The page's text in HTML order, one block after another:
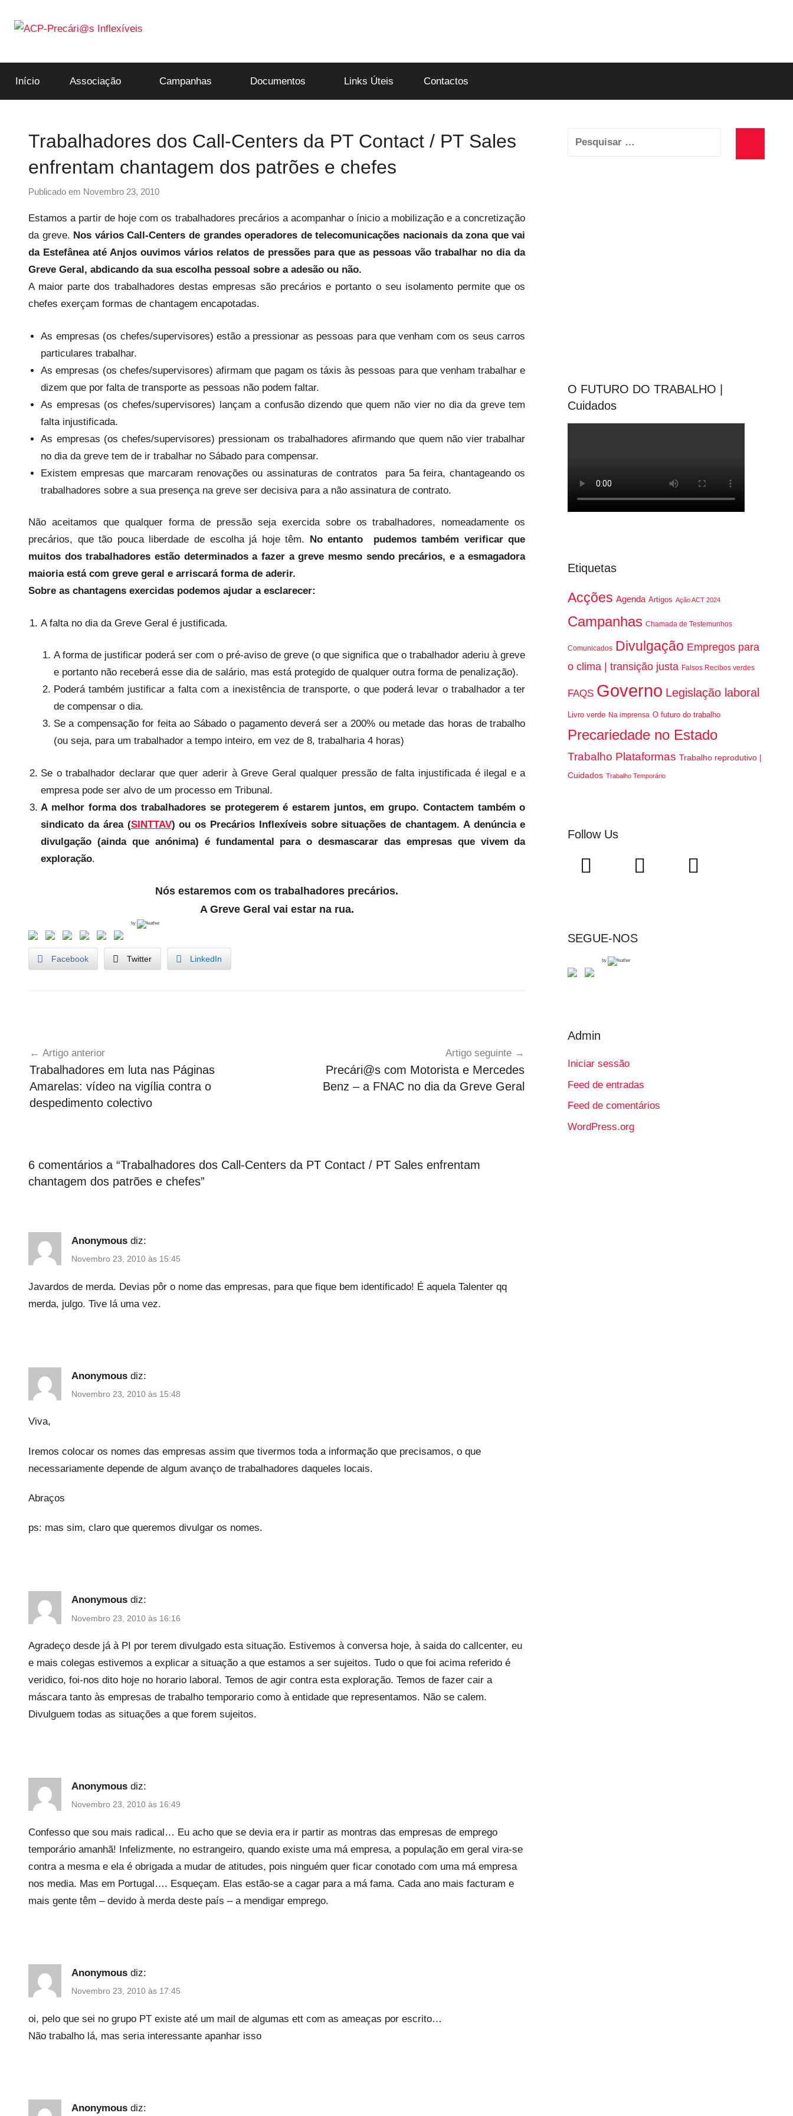
para
ACP-
Precári@s
Início Associação Campanhas Documentos Links Úteis Contactos
Trabalhadores dos Call-Centers da PT Contact / PT Sales
enfrentam chantagem dos patrões e chefes
Publicado em Novembro 23, 2010
r
p
r
e
c
i
n
f
e
x
e
Estamos a partir de hoje com os trabalhadores precários a acompanhar o ínicio a mobilização e a concretização
da greve. Nos vários Call-Centers de grandes operadores de telecomunicações nacionais da zona que vai
da Estefânea até Anjos ouvimos vários relatos de pressões para que as pessoas vão trabalhar no dia da
Greve Geral, abdicando da sua escolha pessoal sobre a adesão ou não.
A maior parte dos trabalhadores destas empresas são precários e portanto o seu isolamento permite que os
chefes exerçam formas de chantagem encapotadas.
As empresas (os chefes/supervisores) estão a pressionar as pessoas para que venham com os seus carros
particulares trabalhar.
As empresas (os chefes/supervisores) afirmam que pagam os táxis às pessoas para que venham trabalhar e
dizem que por falta de transporte as pessoas não podem faltar.
As empresas (os chefes/supervisores) lançam a confusão dizendo que quem não vier no dia da greve tem
falta injustificada.
As empresas (os chefes/supervisores) pressionam os trabalhadores afirmando que quem não vier trabalhar
no dia da greve tem de ir trabalhar no Sábado para compensar.
Existem empresas que marcaram renovações ou assinaturas de contratos para 5a feira, chantageando os
trabalhadores sobre a sua presença na greve ser decisiva para a não assinatura de contrato.
Não aceitamos que qualquer forma de pressão seja exercida sobre os trabalhadores, nomeadamente os
precários, que tão pouca liberdade de escolha já hoje têm. No entanto pudemos também verificar que
muitos dos trabalhadores estão determinados a fazer a greve mesmo sendo precários, e a esmagadora
maioria está com greve geral e arriscará forma de aderir.
Sobre as chantagens exercidas podemos ajudar a esclarecer:
A falta no dia da Greve Geral é justificada.
A forma de justificar poderá ser com o pré-aviso de greve (o que significa que o trabalhador aderiu à greve
e portanto não receberá esse dia de salário, mas está protegido de qualquer outra forma de penalização).
Poderá também justificar a falta com a inexistência de transporte, o que poderá levar o trabalhador a ter
de compensar o dia.
Se a compensação for feita ao Sábado o pagamento deverá ser a 200% ou metade das horas de trabalho
(ou seja, para um trabalhador a tempo inteiro, em vez de 8, trabalharia 4 horas)
Se o trabalhador declarar que quer aderir à Greve Geral qualquer pressão de falta injustificada é ilegal e a
empresa pode ser alvo de um processo em Tribunal.
A melhor forma dos trabalhadores se protegerem é estarem juntos, em grupo. Contactem também o
sindicato da área (SINTTAV) ou os Precários Inflexíveis sobre situações de chantagem. A denúncia e
divulgação (ainda que anónima) é fundamental para o desmascarar das empresas que vivem da
exploração.
Nós estaremos com os trabalhadores precários.
A Greve Geral vai estar na rua.
by
Facebook Twitter LinkedIn
c
a
e
i
z
artigos
Artigo anterior
Trabalhadores em luta nas Páginas
Amarelas: vídeo na vigília contra o
despedimento colectivo
Artigo seguinte
Precári@s com Motorista e Mercedes
Benz – a FNAC no dia da Greve Geral
6 comentários a “Trabalhadores dos Call-Centers da PT Contact / PT Sales enfrentam
chantagem dos patrões e chefes”
Anonymous diz:
Novembro 23, 2010 às 15:45
Javardos de merda. Devias pôr o nome das empresas, para que fique bem identificado! É aquela Talenter qq
merda, julgo. Tive lá uma vez.
Anonymous diz:
Novembro 23, 2010 às 15:48
Viva,
Iremos colocar os nomes das empresas assim que tivermos toda a informação que precisamos, o que
necessariamente depende de algum avanço de trabalhadores daqueles locais.
Abraços
ps: mas sim, claro que queremos divulgar os nomes.
Anonymous diz:
Novembro 23, 2010 às 16:16
Agradeço desde já à PI por terem divulgado esta situação. Estivemos à conversa hoje, à saida do callcenter, eu
e mais colegas estivemos a explicar a situação a que estamos a ser sujeitos. Tudo o que foi acima referido é
veridico, foi-nos dito hoje no horario laboral. Temos de agir contra esta exploração. Temos de fazer cair a
máscara tanto às empresas de trabalho temporario como à entidade que representamos. Não se calem.
Divulguem todas as situações a que forem sujeitos.
Anonymous diz:
Novembro 23, 2010 às 16:49
Confesso que sou mais radical… Eu acho que se devia era ir partir as montras das empresas de emprego
temporário amanhã! Infelizmente, no estrangeiro, quando existe uma má empresa, a população em geral vira-se
contra a mesma e ela é obrigada a mudar de atitudes, pois ninguém quer ficar conotado com uma má empresa
nos media. Mas em Portugal…. Esqueçam. Elas estão-se a cagar para a má fama. Cada ano mais facturam e
mais gente têm – devido à merda deste país – a mendigar emprego.
Anonymous diz:
Novembro 23, 2010 às 17:45
oi, pelo que sei no grupo PT existe até um mail de algumas ett com as ameaças por escrito…
Não trabalho lá, mas seria interessante apanhar isso
Anonymous diz:
Pesquisar
O FUTURO DO TRABALHO |
Cuidados
Etiquetas
Acções Agenda Artigos Ação ACT 2024
Campanhas Chamada de Testemunhos
Comunicados Divulgação Empregos para
o clima | transição justa Falsos Recibos verdes
FAQS Governo Legislação laboral
Livro verde Na imprensa O futuro do trabalho
Precariedade no Estado
Trabalho Plataformas Trabalho reprodutivo |
Cuidados Trabalho Temporário
Follow Us
SEGUE-NOS
by
Admin
Iniciar sessão
Feed de entradas
Feed de comentários
WordPress.org